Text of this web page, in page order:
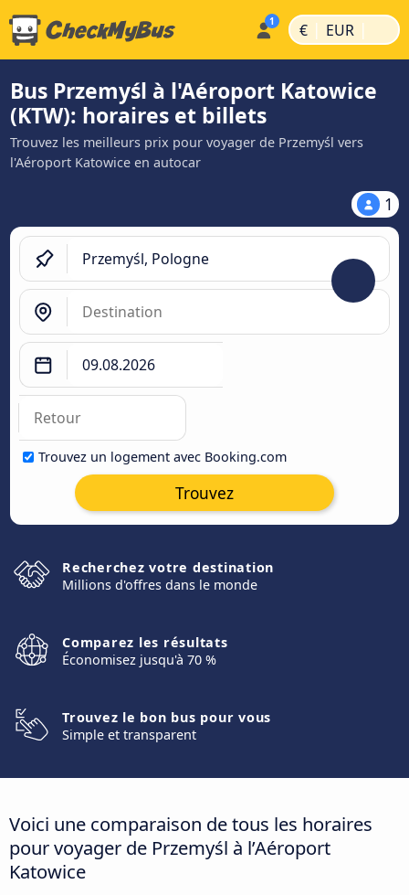
€ | EUR |
Bus Przemyśl à l'Aéroport Katowice
(KTW): horaires et billets
Trouvez les meilleurs prix pour voyager de Przemyśl vers
l'Aéroport Katowice en autocar
1
Trouvez un logement avec Booking.com
Trouvez
Recherchez votre destination
Millions d'offres dans le monde
Comparez les résultats
Économisez jusqu'à 70 %
Trouvez le bon bus pour vous
Simple et transparent
Voici une comparaison de tous les horaires
pour voyager de Przemyśl à l’Aéroport
Katowice